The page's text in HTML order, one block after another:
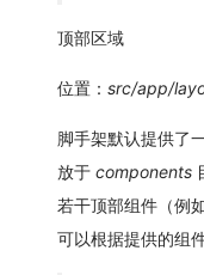
顶部区域
位置： src/app/
脚手架默认提供了
放于 components
若干顶部组件（例
可以根据提供的组